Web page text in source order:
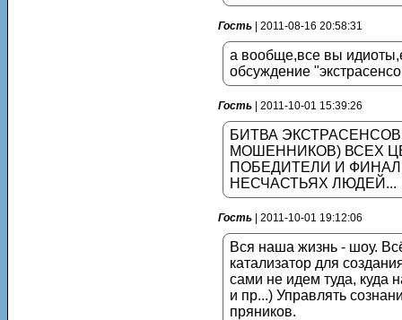
Гость | 2011-08-16 20:58:31
а вообще,все вы
обсуждение
Гость | 2011-10-01 15:39:26
БИТВА
МОШЕННИКОВ) ВСЕХ
ПОБЕДИТЕЛИ И
НЕСЧАСТЬЯХ ЛЮДЕЙ...
Гость | 2011-10-01 19:12:06
Вся наша жизнь - шоу.
катализатор для
сами не идем туда, куда
и пр...) Управлять
пряников.